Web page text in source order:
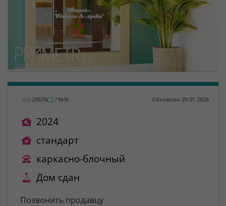
29576( 2 /969) Обновлен 29.01.2026
2024
стандарт
каркасно-блочный
Дом сдан
Позвонить продавцу